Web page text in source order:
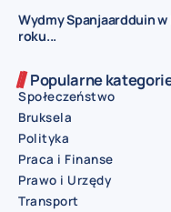
Wydmy Spanjaardduin
roku...
Popularne
Społeczeństwo
Bruksela
Polityka
Praca i Finanse
Prawo i Urzędy
Transport